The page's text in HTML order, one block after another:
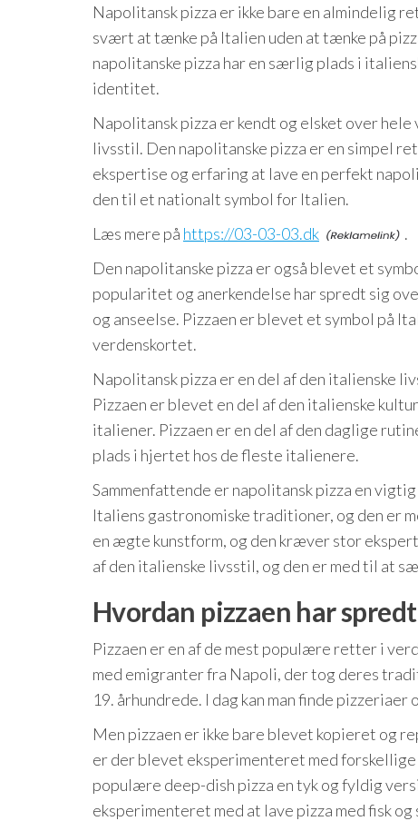
Napolitansk pizza er ikke bare en almindelig
svært at tænke på Italien uden at tænke på
napolitanske pizza har en særlig plads i
identitet.
Napolitansk pizza er kendt og elsket over
livsstil. Den napolitanske pizza er en simpel
ekspertise og erfaring at lave en perfekt
den til et nationalt symbol for Italien.
Læs mere på https://03-03-03.dk
.
Den napolitanske pizza er også blevet et
popularitet og anerkendelse har spredt sig
og anseelse. Pizzaen er blevet et symbol på
verdenskortet.
Napolitansk pizza er en del af den italienske
Pizzaen er blevet en del af den italienske
italiener. Pizzaen er en del af den daglige
plads i hjertet hos de fleste italienere.
Sammenfattende er napolitansk pizza en
Italiens gastronomiske traditioner, og den er
en ægte kunstform, og den kræver stor
af den italienske livsstil, og den er med til at
Hvordan pizzaen har
Pizzaen er en af de mest populære retter i
med emigranter fra Napoli, der tog deres
19. århundrede. I dag kan man finde
Men pizzaen er ikke bare blevet kopieret og
er der blevet eksperimenteret med
populære deep-dish pizza en tyk og fyldig
eksperimenteret med at lave pizza med fisk og